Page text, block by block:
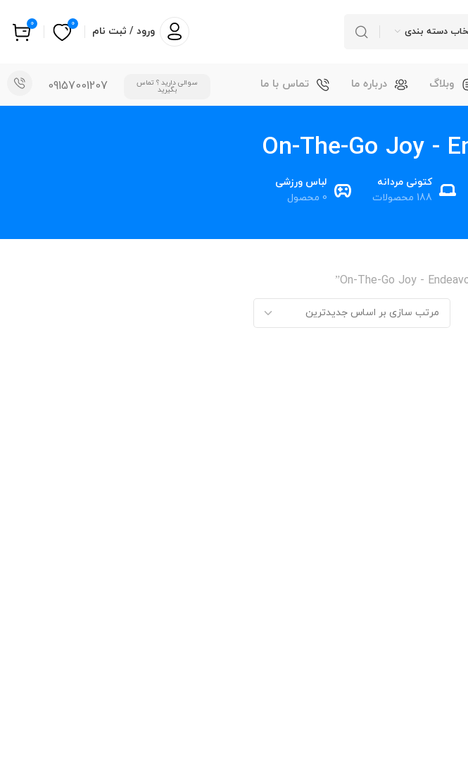
دسته بندی ورود / ثبت نام
0
0
وبلاگ درباره ما تماس با ما سوالی دارید ؟ تماس
بگیرید 09157001207
کتونی مردانه
188 محصولات
لباس ورزشی
0 محصول